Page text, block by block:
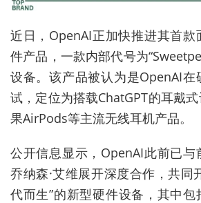
近日，OpenAI正加快推进其首款
件产品，一款内部代号为
设备。该产品被认为是OpenAI在
试，定位为搭载ChatGPT的耳戴
果AirPods等主流无线耳机产品。
公开信息显示，OpenAI此前已与
乔纳森·艾维展开深度合作，共同
代而生”的新型硬件设备，其中